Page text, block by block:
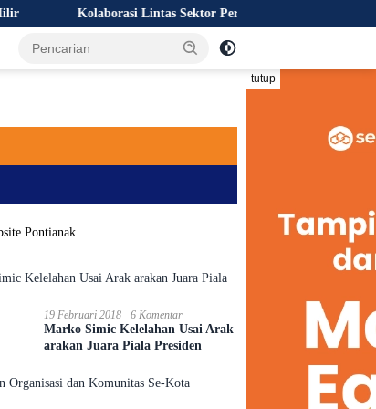
Kolaborasi Lintas Sektor Perkuat Upaya Pencegahan Kebakaran
tutup
19 Februari 2018 6 Komentar
Marko Simic Kelelahan Usai Arak
arakan Juara Piala Presiden